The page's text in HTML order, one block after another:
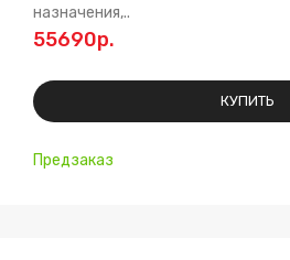
Предзаказ
назначения,..
55690р.
КУПИТЬ